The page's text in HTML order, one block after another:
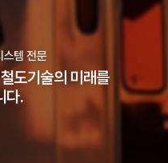
스템 전문
도기술의 미래를
다.